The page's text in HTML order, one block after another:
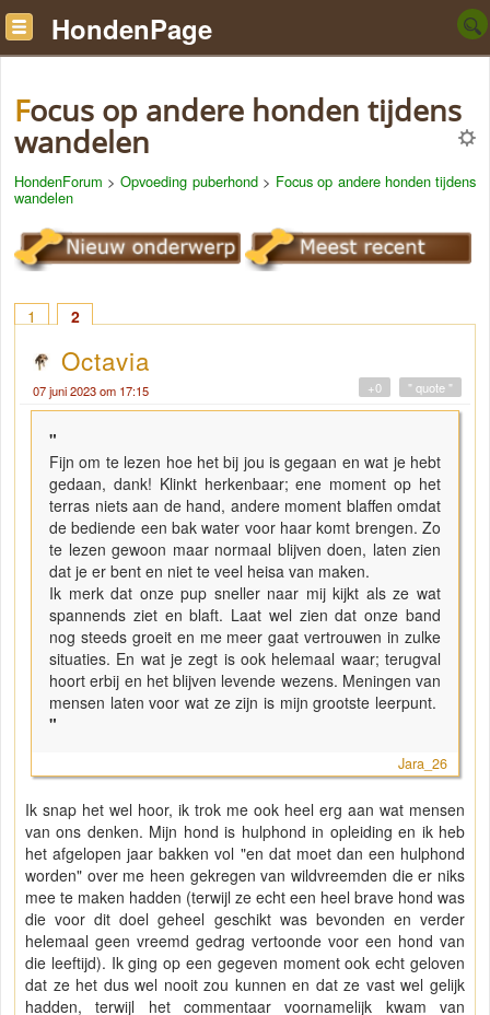
HondenPage
Focus op andere honden tijdens
wandelen
HondenForum >Opvoeding puberhond> Focus op andere honden tijdens
wandelen
1 2
Octavia
07 juni 2023 om 17:15 " quote "
+0
"
Fijn om te lezen hoe het bij jou is gegaan en wat je hebt
gedaan, dank! Klinkt herkenbaar; ene moment op het
terras niets aan de hand, andere moment blaffen omdat
de bediende een bak water voor haar komt brengen. Zo
te lezen gewoon maar normaal blijven doen, laten zien
dat je er bent en niet te veel heisa van maken.
Ik merk dat onze pup sneller naar mij kijkt als ze wat
spannends ziet en blaft. Laat wel zien dat onze band
nog steeds groeit en me meer gaat vertrouwen in zulke
situaties. En wat je zegt is ook helemaal waar; terugval
hoort erbij en het blijven levende wezens. Meningen van
mensen laten voor wat ze zijn is mijn grootste leerpunt.
"
Jara_26
Ik snap het wel hoor, ik trok me ook heel erg aan wat mensen
van ons denken. Mijn hond is hulphond in opleiding en ik heb
het afgelopen jaar bakken vol "en dat moet dan een hulphond
worden" over me heen gekregen van wildvreemden die er niks
mee te maken hadden (terwijl ze echt een heel brave hond was
die voor dit doel geheel geschikt was bevonden en verder
helemaal geen vreemd gedrag vertoonde voor een hond van
die leeftijd). Ik ging op een gegeven moment ook echt geloven
dat ze het dus wel nooit zou kunnen en dat ze vast wel gelijk
hadden, terwijl het commentaar voornamelijk kwam van